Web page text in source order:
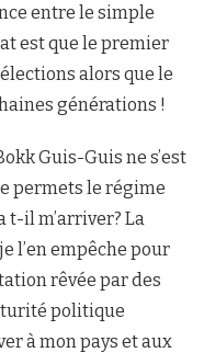
entre le simple
est que le premier
alors que le
générations !
Guis-Guis ne s’est
permets le régime
t-il m’arriver? La
l’en empêche pour
rêvée par des
politique
à mon pays et aux